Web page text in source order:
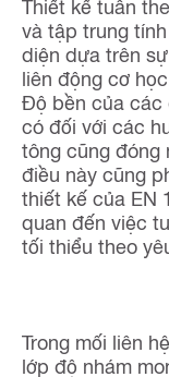
Thiết kế tuân
và tập trung
diện dựa trên
liên động cơ
Độ bền của các
có đối với các
tông cũng đóng
điều này cũng
thiết kế của EN
quan đến việc
tối thiểu theo
Trong mối liên
lớp độ nhám